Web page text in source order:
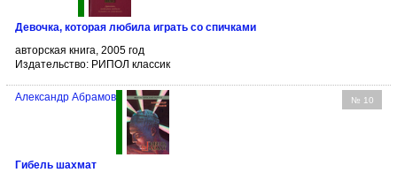
Девочка, которая любила играть со спичками
авторская книга, 2005 год
Издательство: РИПОЛ классик
№ 10
Александр Абрамов
Гибель шахмат